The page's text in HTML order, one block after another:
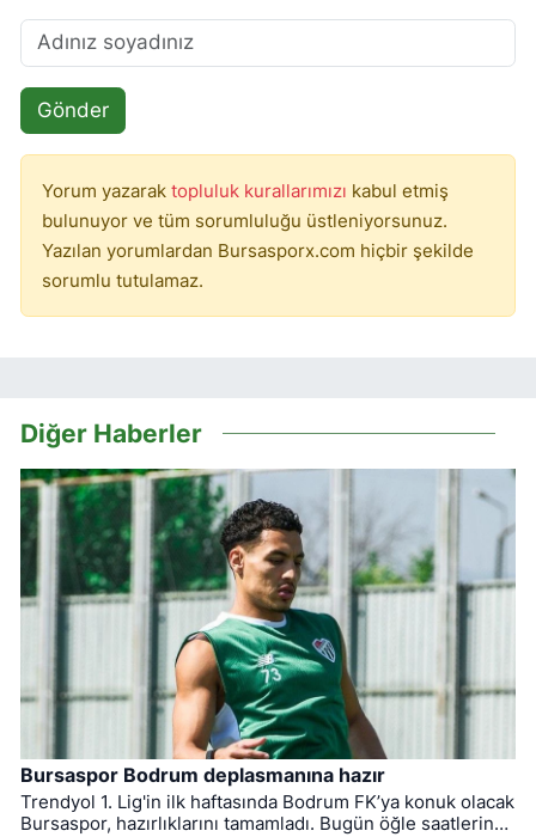
Gönder
Yorum yazarak topluluk kurallarımızı kabul etmiş
bulunuyor ve tüm sorumluluğu üstleniyorsunuz.
Yazılan yorumlardan Bursasporx.com hiçbir şekilde
sorumlu tutulamaz.
Diğer Haberler
Bursaspor Bodrum deplasmanına hazır
Trendyol 1. Lig'in ilk haftasında Bodrum FK’ya konuk olacak
Bursaspor, hazırlıklarını tamamladı. Bugün öğle saatlerinde